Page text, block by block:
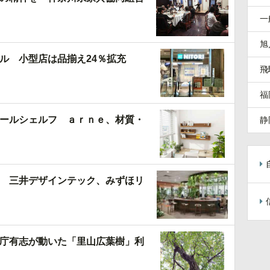
小型店は品揃え24％拡充
ルシェルフ ａｒｎｅ、材質・
井デザインテック、みずほリ
志が動いた「里山広葉樹」利
一
旭
飛
福
静